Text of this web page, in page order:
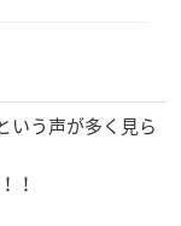
いう声が多く見ら
！